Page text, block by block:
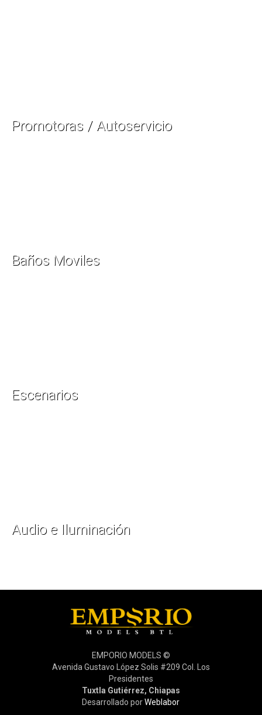
Promotoras / Autoservicio
Baños Moviles
Escenarios
Audio e Iluminación
EMPORIO MODELS ©
Avenida Gustavo López Solis #209 Col. Los
Presidentes
Tuxtla Gutiérrez, Chiapas
Desarrollado porWeblabor